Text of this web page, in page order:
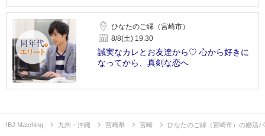
ひなたのご縁（宮崎市）
8/8(土) 19:30
誠実なカレとお友達から♡ 心から好きに
なってから、真剣な恋へ
IBJ Matching 九州・沖縄 宮崎県 宮崎 ひなたのご縁（宮崎市）の婚活